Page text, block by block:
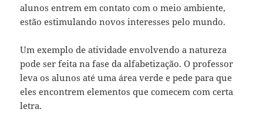
alunos entrem em contato com o meio ambiente,
estão estimulando novos interesses pelo mundo.
Um exemplo de atividade envolvendo a natureza
pode ser feita na fase da alfabetização. O professor
leva os alunos até uma área verde e pede para que
eles encontrem elementos que comecem com certa
letra.